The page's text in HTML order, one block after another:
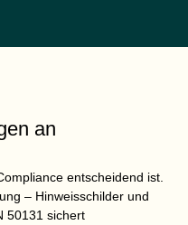
an
entscheidend ist.
– Hinweisschilder und
50131 sichert